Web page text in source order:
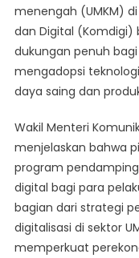
menengah (UMKM)
dan Digital
dukungan penuh
mengadopsi
daya saing dan
Wakil Menteri
menjelaskan bahwa
program
digital bagi para
bagian dari strategi
digitalisasi di sektor
memperkuat